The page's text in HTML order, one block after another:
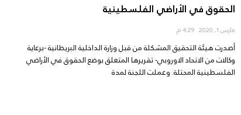
الحقوق في الأراضي الفلسطينية
مارس 1, 2020
أصدرت هيئة التحقيق المشكلة من قبل وزارة الداخلية البريطانية -برعاية
وكالات من الاتحاد الاوروبي- تقريرها المتعلق بوضع الحقوق في الأراضي
الفلسطينية المحتلة. وعملت اللجنة لمدة